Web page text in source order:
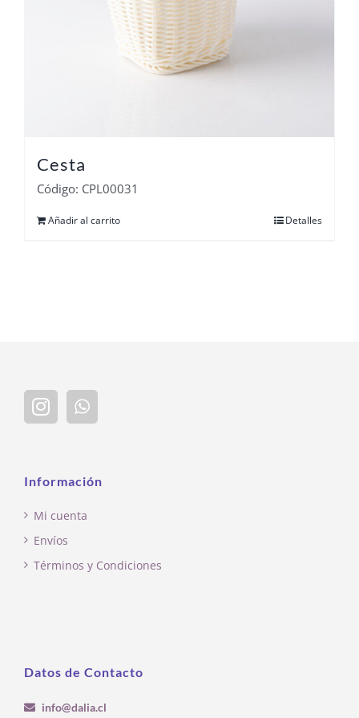
Cesta
Código: CPL00031
Añadir al carrito Detalles
Información
Mi cuenta
Envíos
Términos y Condiciones
Datos de Contacto
info@dalia.cl